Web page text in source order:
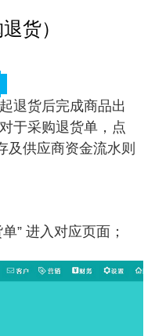
货）
退货后完成商品出
于采购退货单，点
及供应商资金流水则
” 进入对应页面；